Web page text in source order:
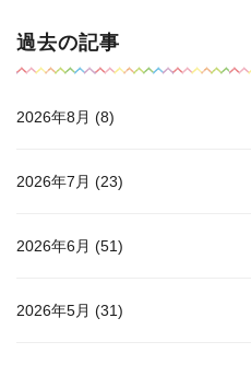
過去の記事
2026年8月 (8)
2026年7月 (23)
2026年6月 (51)
2026年5月 (31)